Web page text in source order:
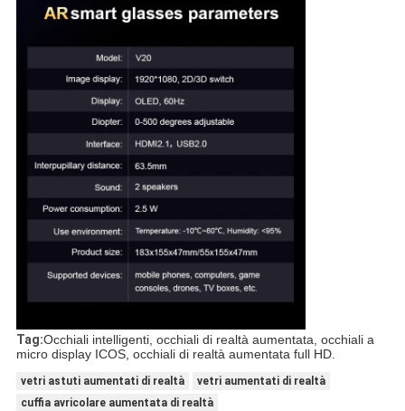
Tag:Occhiali intelligenti, occhiali di realtà aumentata, occhiali a
micro display ICOS, occhiali di realtà aumentata full HD.
vetri astuti aumentati di realtà
vetri aumentati di realtà
cuffia avricolare aumentata di realtà